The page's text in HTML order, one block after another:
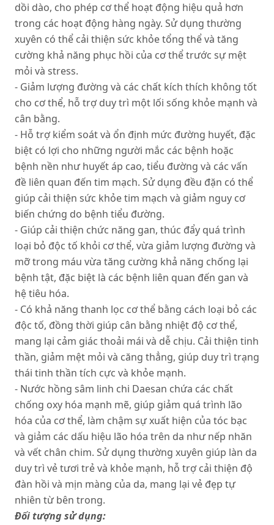
dồi dào, cho phép cơ thể hoạt động hiệu quả hơn
trong các hoạt động hàng ngày. Sử dụng thường
xuyên có thể cải thiện sức khỏe tổng thể và tăng
cường khả năng phục hồi của cơ thể trước sự mệt
mỏi và stress.
- Giảm lượng đường và các chất kích thích không tốt
cho cơ thể, hỗ trợ duy trì một lối sống khỏe mạnh và
cân bằng.
- Hỗ trợ kiểm soát và ổn định mức đường huyết, đặc
biệt có lợi cho những người mắc các bệnh hoặc
bệnh nền như huyết áp cao, tiểu đường và các vấn
đề liên quan đến tim mạch. Sử dụng đều đặn có thể
giúp cải thiện sức khỏe tim mạch và giảm nguy cơ
biến chứng do bệnh tiểu đường.
- Giúp cải thiện chức năng gan, thúc đẩy quá trình
loại bỏ độc tố khỏi cơ thể, vừa giảm lượng đường và
mỡ trong máu vừa tăng cường khả năng chống lại
bệnh tật, đặc biệt là các bệnh liên quan đến gan và
hệ tiêu hóa.
- Có khả năng thanh lọc cơ thể bằng cách loại bỏ các
độc tố, đồng thời giúp cân bằng nhiệt độ cơ thể,
mang lại cảm giác thoải mái và dễ chịu. Cải thiện tinh
thần, giảm mệt mỏi và căng thẳng, giúp duy trì trạng
thái tinh thần tích cực và khỏe mạnh.
- Nước hồng sâm linh chi Daesan chứa các chất
chống oxy hóa mạnh mẽ, giúp giảm quá trình lão
hóa của cơ thể, làm chậm sự xuất hiện của tóc bạc
và giảm các dấu hiệu lão hóa trên da như nếp nhăn
và vết chân chim. Sử dụng thường xuyên giúp làn da
duy trì vẻ tươi trẻ và khỏe mạnh, hỗ trợ cải thiện độ
đàn hồi và mịn màng của da, mang lại vẻ đẹp tự
nhiên từ bên trong.
Đối tượng sử dụng: